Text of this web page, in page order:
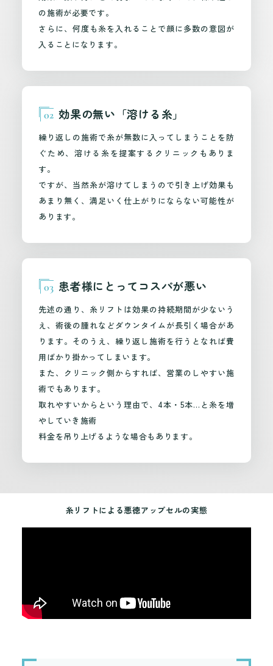
の施術が必要です。
さらに、何度も糸を入れることで顔に多数の意図が
入ることになります。
02 効果の無い「溶ける糸」
繰り返しの施術で糸が無数に入ってしまうことを防
ぐため、溶ける糸を提案するクリニックもありま
す。
ですが、当然糸が溶けてしまうので引き上げ効果も
あまり無く、満足いく仕上がりにならない可能性が
あります。
03 患者様にとってコスパが悪い
先述の通り、糸リフトは効果の持続期間が少ないう
え、術後の腫れなどダウンタイムが長引く場合があ
ります。そのうえ、繰り返し施術を行うとなれば費
用ばかり掛かってしまいます。
また、クリニック側からすれば、営業のしやすい施
術でもあります。
取れやすいからという理由で、4本・5本…と糸を増
やしていき施術
料金を吊り上げるような場合もあります。
糸リフトによる悪徳アップセルの実態